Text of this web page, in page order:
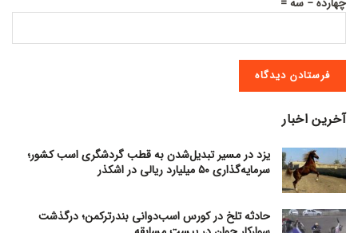
آخرین اخبار
یزد در مسیر تبدیل‌شدن به قطب گردشگری اسب کشور؛
سرمایه‌گذاری ۵۰ میلیارد ریالی در اشکذر
حادثه تلخ در کورس اسب‌دوانی بندرترکمن؛ درگذشت